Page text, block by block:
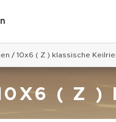
/ 10x6 ( Z ) klassische
( Z )